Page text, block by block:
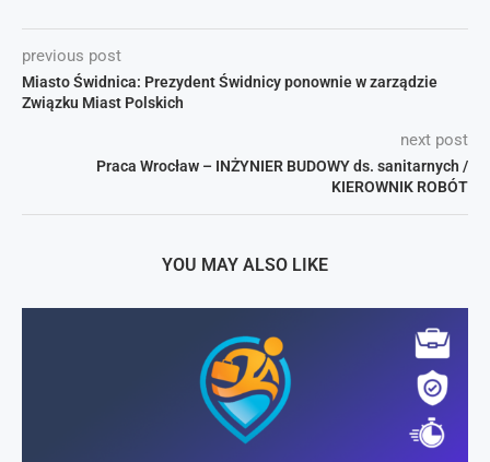
previous post
Miasto Świdnica: Prezydent Świdnicy ponownie w zarządzie
Związku Miast Polskich
next post
Praca Wrocław – INŻYNIER BUDOWY ds. sanitarnych /
KIEROWNIK ROBÓT
YOU MAY ALSO LIKE